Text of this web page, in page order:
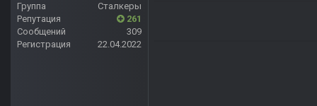
Группа
Сталкеры
Репутация
261
Сообщений
309
Регистрация
22.04.2022